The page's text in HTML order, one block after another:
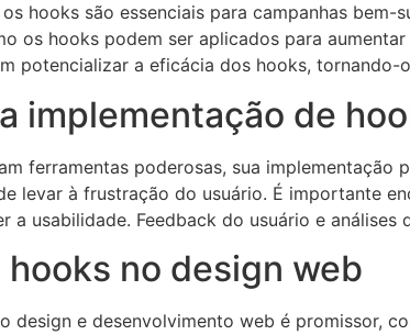
hooks são essenciais para campanhas
os hooks podem ser aplicados para
potencializar a eficácia dos hooks, tornando-
implementação de
ferramentas poderosas, sua
levar à frustração do usuário. É importante
a usabilidade. Feedback do usuário e
hooks no design web
design e desenvolvimento web é promissor,